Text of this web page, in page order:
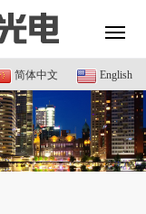
简体中文 English